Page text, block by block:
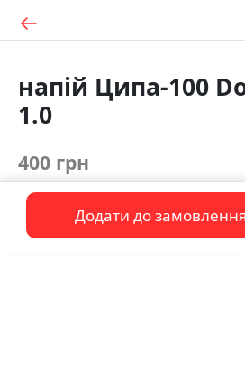
напій Ципа-100
1.0
400 грн
Додати до